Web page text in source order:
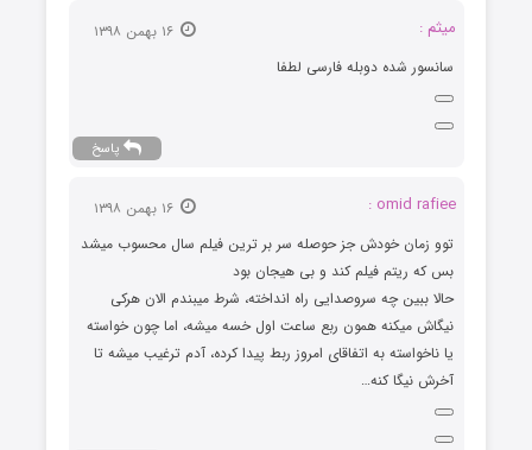
میثم :
۱۶ بهمن ۱۳۹۸
سانسور شده دوبله فارسی لطفا
پاسخ
omid rafiee :
۱۶ بهمن ۱۳۹۸
توو زمان خودش جز حوصله سر بر ترین فیلم سال محسوب میشد
بس که ریتم فیلم کند و بی هیجان بود
حالا ببین چه سروصدایی راه انداخته، شرط میبندم الان هرکی
نیگاش میکنه همون ربع ساعت اول خسه میشه، اما چون خواسته
یا ناخواسته به اتفاقای امروز ربط پیدا کرده، آدم ترغیب میشه تا
آخرش نیگا کنه…